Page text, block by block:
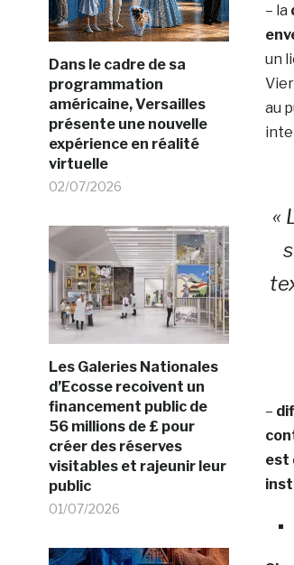
Dans le cadre de sa
programmation
américaine, Versailles
présente une nouvelle
expérience en réalité
virtuelle
02/07/2026
Les Galeries Nationales
d’Ecosse recoivent un
financement public de
56 millions de £ pour
créer des réserves
visitables et rajeunir leur
public
01/07/2026
– la
un
au
«
–
est